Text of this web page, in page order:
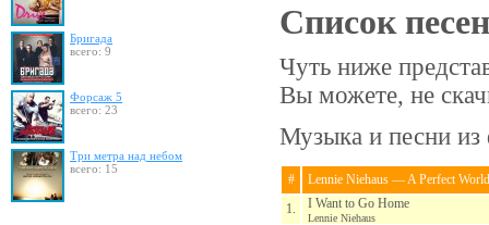
Бригада
всего: 9
Форсаж 5
всего: 23
Три метра над небом
всего: 15
Список песен
Чуть ниже
Вы можете, не
Музыка и песни
#
Lennie Niehaus — A Perfect World
1.
I Want to Go Home
Lennie Niehaus